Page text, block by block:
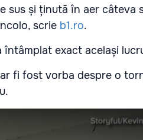
sus și ținută în aer câteva
scrie b1.ro.
întâmplat exact același
fi fost vorba despre o